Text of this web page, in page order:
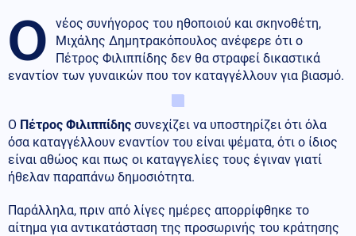
Ο
νέος συνήγορος του ηθοποιού και σκηνοθέτη,
Μιχάλης Δημητρακόπουλος ανέφερε ότι ο
Πέτρος Φιλιππίδης δεν θα στραφεί δικαστικά
εναντίον των γυναικών που τον καταγγέλλουν για βιασμό.
Ο Πέτρος Φιλιππίδης συνεχίζει να υποστηρίζει ότι όλα
όσα καταγγέλλουν εναντίον του είναι ψέματα, ότι ο ίδιος
είναι αθώος και πως οι καταγγελίες τους έγιναν γιατί
ήθελαν παραπάνω δημοσιότητα.
Παράλληλα, πριν από λίγες ημέρες απορρίφθηκε το
αίτημα για αντικατάσταση της προσωρινής του κράτησης